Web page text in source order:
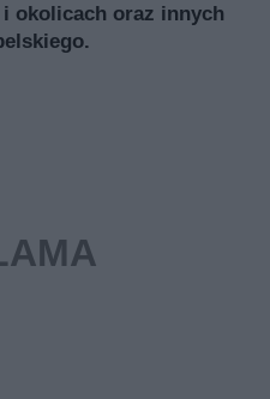
okolicach oraz innych